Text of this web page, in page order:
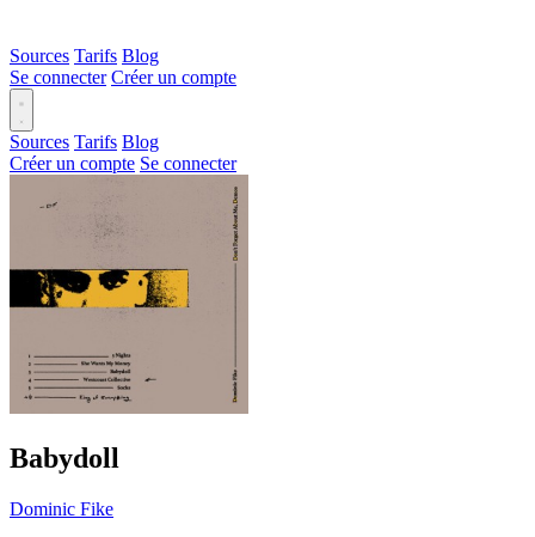
Sources Tarifs Blog
Se connecter Créer un compte
Sources Tarifs Blog
Créer un compte Se connecter
Babydoll
Dominic Fike